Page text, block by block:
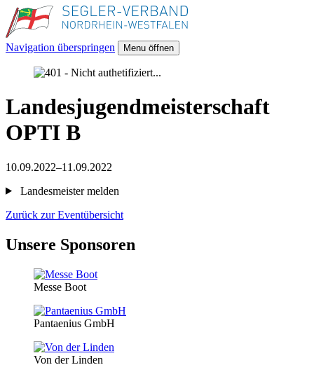
Navigation überspringen Menu öffnen
Landesjugendmeisterschaft
OPTI B
10.09.2022–11.09.2022
Landesmeister melden
Zurück zur Eventübersicht
Unsere Sponsoren
Messe Boot
Pantaenius GmbH
Von der Linden